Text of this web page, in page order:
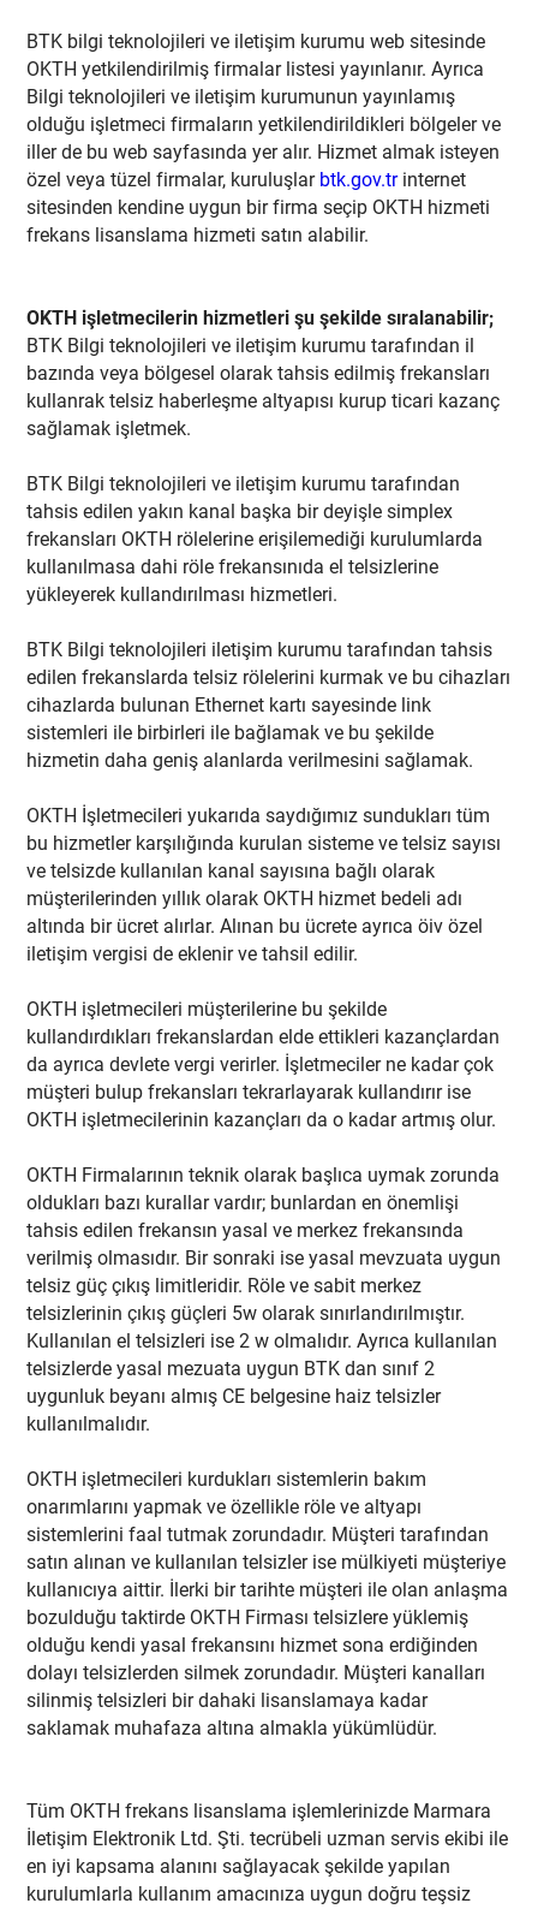
BTK bilgi teknolojileri ve iletişim kurumu web sitesinde
OKTH yetkilendirilmiş firmalar listesi yayınlanır. Ayrıca
Bilgi teknolojileri ve iletişim kurumunun yayınlamış
olduğu işletmeci firmaların yetkilendirildikleri bölgeler ve
iller de bu web sayfasında yer alır. Hizmet almak isteyen
özel veya tüzel firmalar, kuruluşlar btk.gov.trinternet
sitesinden kendine uygun bir firma seçip OKTH hizmeti
frekans lisanslama hizmeti satın alabilir.
OKTH işletmecilerin hizmetleri şu şekilde sıralanabilir;
BTK Bilgi teknolojileri ve iletişim kurumu tarafından il
bazında veya bölgesel olarak tahsis edilmiş frekansları
kullanrak telsiz haberleşme altyapısı kurup ticari kazanç
sağlamak işletmek.
BTK Bilgi teknolojileri ve iletişim kurumu tarafından
tahsis edilen yakın kanal başka bir deyişle simplex
frekansları OKTH rölelerine erişilemediği kurulumlarda
kullanılmasa dahi röle frekansınıda el telsizlerine
yükleyerek kullandırılması hizmetleri.
BTK Bilgi teknolojileri iletişim kurumu tarafından tahsis
edilen frekanslarda telsiz rölelerini kurmak ve bu cihazları
cihazlarda bulunan Ethernet kartı sayesinde link
sistemleri ile birbirleri ile bağlamak ve bu şekilde
hizmetin daha geniş alanlarda verilmesini sağlamak.
OKTH İşletmecileri yukarıda saydığımız sundukları tüm
bu hizmetler karşılığında kurulan sisteme ve telsiz sayısı
ve telsizde kullanılan kanal sayısına bağlı olarak
müşterilerinden yıllık olarak OKTH hizmet bedeli adı
altında bir ücret alırlar. Alınan bu ücrete ayrıca öiv özel
iletişim vergisi de eklenir ve tahsil edilir.
OKTH işletmecileri müşterilerine bu şekilde
kullandırdıkları frekanslardan elde ettikleri kazançlardan
da ayrıca devlete vergi verirler. İşletmeciler ne kadar çok
müşteri bulup frekansları tekrarlayarak kullandırır ise
OKTH işletmecilerinin kazançları da o kadar artmış olur.
OKTH Firmalarının teknik olarak başlıca uymak zorunda
oldukları bazı kurallar vardır; bunlardan en önemlişi
tahsis edilen frekansın yasal ve merkez frekansında
verilmiş olmasıdır. Bir sonraki ise yasal mevzuata uygun
telsiz güç çıkış limitleridir. Röle ve sabit merkez
telsizlerinin çıkış güçleri 5w olarak sınırlandırılmıştır.
Kullanılan el telsizleri ise 2 w olmalıdır. Ayrıca kullanılan
telsizlerde yasal mezuata uygun BTK dan sınıf 2
uygunluk beyanı almış CE belgesine haiz telsizler
kullanılmalıdır.
OKTH işletmecileri kurdukları sistemlerin bakım
onarımlarını yapmak ve özellikle röle ve altyapı
sistemlerini faal tutmak zorundadır. Müşteri tarafından
satın alınan ve kullanılan telsizler ise mülkiyeti müşteriye
kullanıcıya aittir. İlerki bir tarihte müşteri ile olan anlaşma
bozulduğu taktirde OKTH Firması telsizlere yüklemiş
olduğu kendi yasal frekansını hizmet sona erdiğinden
dolayı telsizlerden silmek zorundadır. Müşteri kanalları
silinmiş telsizleri bir dahaki lisanslamaya kadar
saklamak muhafaza altına almakla yükümlüdür.
Tüm OKTH frekans lisanslama işlemlerinizde Marmara
İletişim Elektronik Ltd. Şti. tecrübeli uzman servis ekibi ile
en iyi kapsama alanını sağlayacak şekilde yapılan
kurulumlarla kullanım amacınıza uygun doğru teşsiz